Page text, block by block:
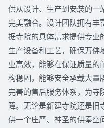
供从设计、生产到安装的一
完美融合。设计团队拥有丰
据寺院的具体需求提供专业
生产设备和工艺，确保万佛
业高效，能够在保证质量的
构稳固，能够安全承载大量
完善的售后服务体系，为寺
障。无论是新建寺院还是旧
供一个庄严、神圣的供奉空